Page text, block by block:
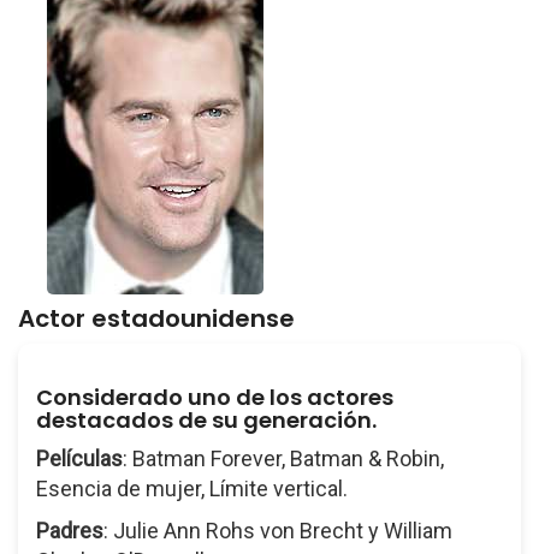
Actor estadounidense
Considerado uno de los actores
destacados de su generación.
Películas: Batman Forever, Batman & Robin,
Esencia de mujer, Límite vertical.
Padres: Julie Ann Rohs von Brecht y William